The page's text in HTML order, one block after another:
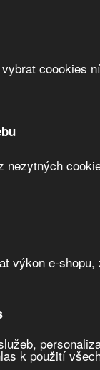
coookies
nezytných
výkon e-
k použití
obsah/